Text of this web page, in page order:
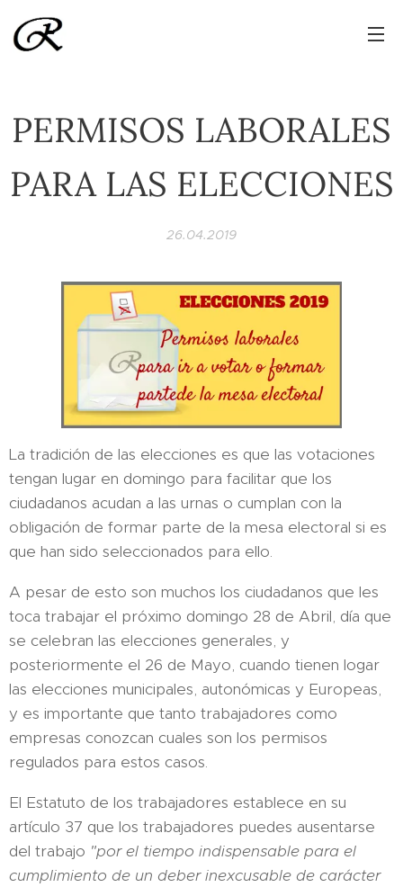
PERMISOS LABORALES
PARA LAS ELECCIONES
26.04.2019
La tradición de las elecciones es que las votaciones
tengan lugar en domingo para facilitar que los
ciudadanos acudan a las urnas o cumplan con la
obligación de formar parte de la mesa electoral si es
que han sido seleccionados para ello.
A pesar de esto son muchos los ciudadanos que les
toca trabajar el próximo domingo 28 de Abril, día que
se celebran las elecciones generales, y
posteriormente el 26 de Mayo, cuando tienen logar
las elecciones municipales, autonómicas y Europeas,
y es importante que tanto trabajadores como
empresas conozcan cuales son los permisos
regulados para estos casos.
El Estatuto de los trabajadores establece en su
artículo 37 que los trabajadores puedes ausentarse
del trabajo "por el tiempo indispensable para el
cumplimiento de un deber inexcusable de carácter